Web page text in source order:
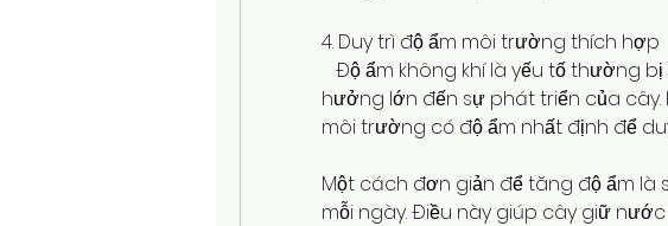
4. Duy trì độ ẩm môi trường thích hợp
Độ ẩm không khí là yếu tố thường
hưởng lớn đến sự phát triển của
môi trường có độ ẩm nhất định để
Một cách đơn giản để tăng độ ẩm là
mỗi ngày. Điều này giúp cây giữ